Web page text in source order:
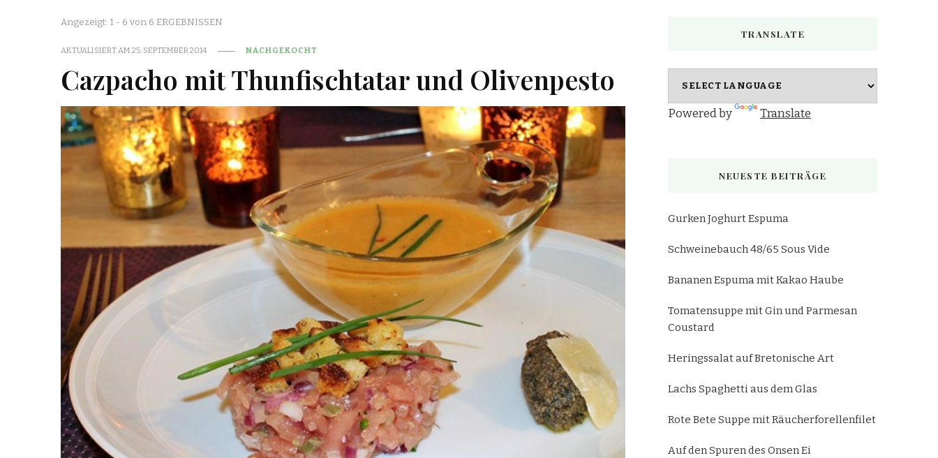
Angezeigt: 1 - 6 von 6 ERGEBNISSEN
AKTUALISIERT AM25. SEPTEMBER 2014 NACHGEKOCHT
Cazpacho mit Thunfischtatar und Olivenpesto
TRANSLATE
Powered by Translate
NEUESTE BEITRÄGE
Gurken Joghurt Espuma
Schweinebauch 48/65 Sous Vide
Bananen Espuma mit Kakao Haube
Tomatensuppe mit Gin und Parmesan
Coustard
Heringssalat auf Bretonische Art
Lachs Spaghetti aus dem Glas
Rote Bete Suppe mit Räucherforellenfilet
Auf den Spuren des Onsen Ei